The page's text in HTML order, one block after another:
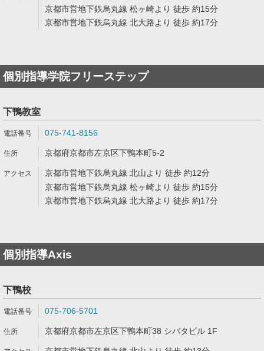
京都市営地下鉄烏丸線 松ヶ崎より 徒歩 約15分
京都市営地下鉄烏丸線 北大路より 徒歩 約17分
個別指導学院フリーステップ
下鴨教室
075-741-8156
京都府京都市左京区下鴨本町5-2
京都市営地下鉄烏丸線 北山より 徒歩 約12分
京都市営地下鉄烏丸線 松ヶ崎より 徒歩 約15分
京都市営地下鉄烏丸線 北大路より 徒歩 約17分
個別指導Axis
下鴨校
075-706-5701
京都府京都市左京区下鴨本町38 シバタビル 1F